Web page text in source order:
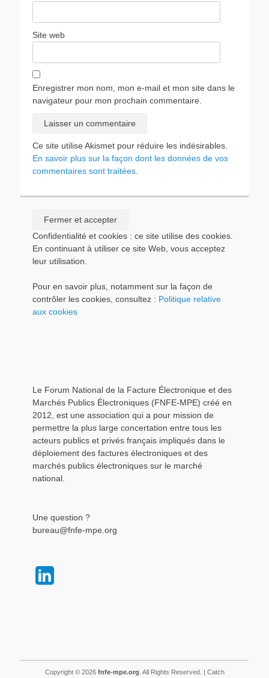
Site web
Enregistrer mon nom, mon e-mail et mon site dans le
navigateur pour mon prochain commentaire.
Ce site utilise Akismet pour réduire les indésirables.
En savoir plus sur la façon dont les données de vos
commentaires sont traitées
Confidentialité et cookies : ce site utilise des cookies.
En continuant à utiliser ce site Web, vous acceptez
leur utilisation.
Pour en savoir plus, notamment sur la façon de
contrôler les cookies, consultez : Politique relative
aux cookies
Le Forum National de la Facture Électronique et des
Marchés Publics Électroniques (FNFE-MPE) créé en
2012, est une association qui a pour mission de
permettre la plus large concertation entre tous les
acteurs publics et privés français impliqués dans le
déploiement des factures électroniques et des
marchés publics électroniques sur le marché
national.
Une question ?
bureau@fnfe-mpe.org
Copyright © 2026 fnfe-mpe.org . All Rights Reserved. | Catch